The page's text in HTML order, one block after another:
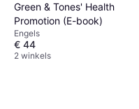
Green & Tones' Health
Promotion (E-book)
Engels
€ 44
2 winkels